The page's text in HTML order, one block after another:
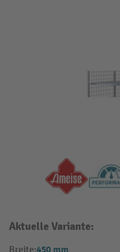
Aktuelle Variante:
450 mm